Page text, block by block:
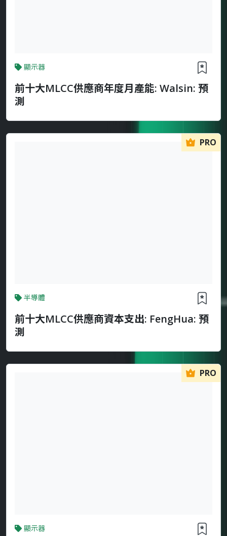
顯示器
前十大MLCC供應商年度月產能: Walsin: 預
測
PRO
半導體
前十大MLCC供應商資本支出: FengHua: 預
測
PRO
顯示器